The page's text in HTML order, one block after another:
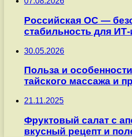
Российская ОС —
стабильность для
30.05.2026
Польза и
тайского массажа и
21.11.2025
Фруктовый салат с
вкусный рецепт и